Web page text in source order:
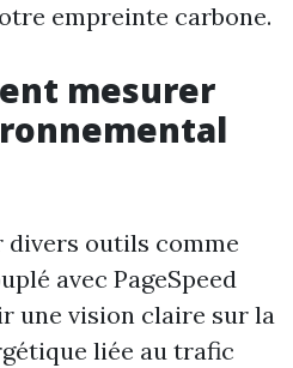
empreinte carbone.
mesurer
divers outils comme
avec PageSpeed
une vision claire sur la
liée au trafic